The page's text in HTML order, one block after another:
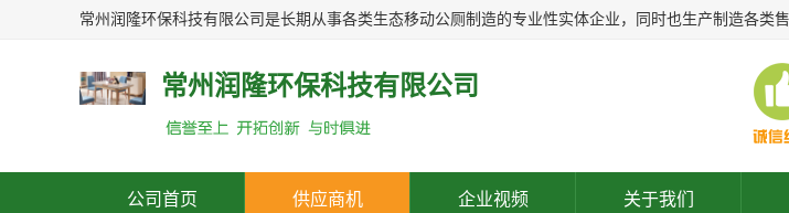
常州润隆环保科技有限公司
公司首页 供应商机 企业视频 关于我们